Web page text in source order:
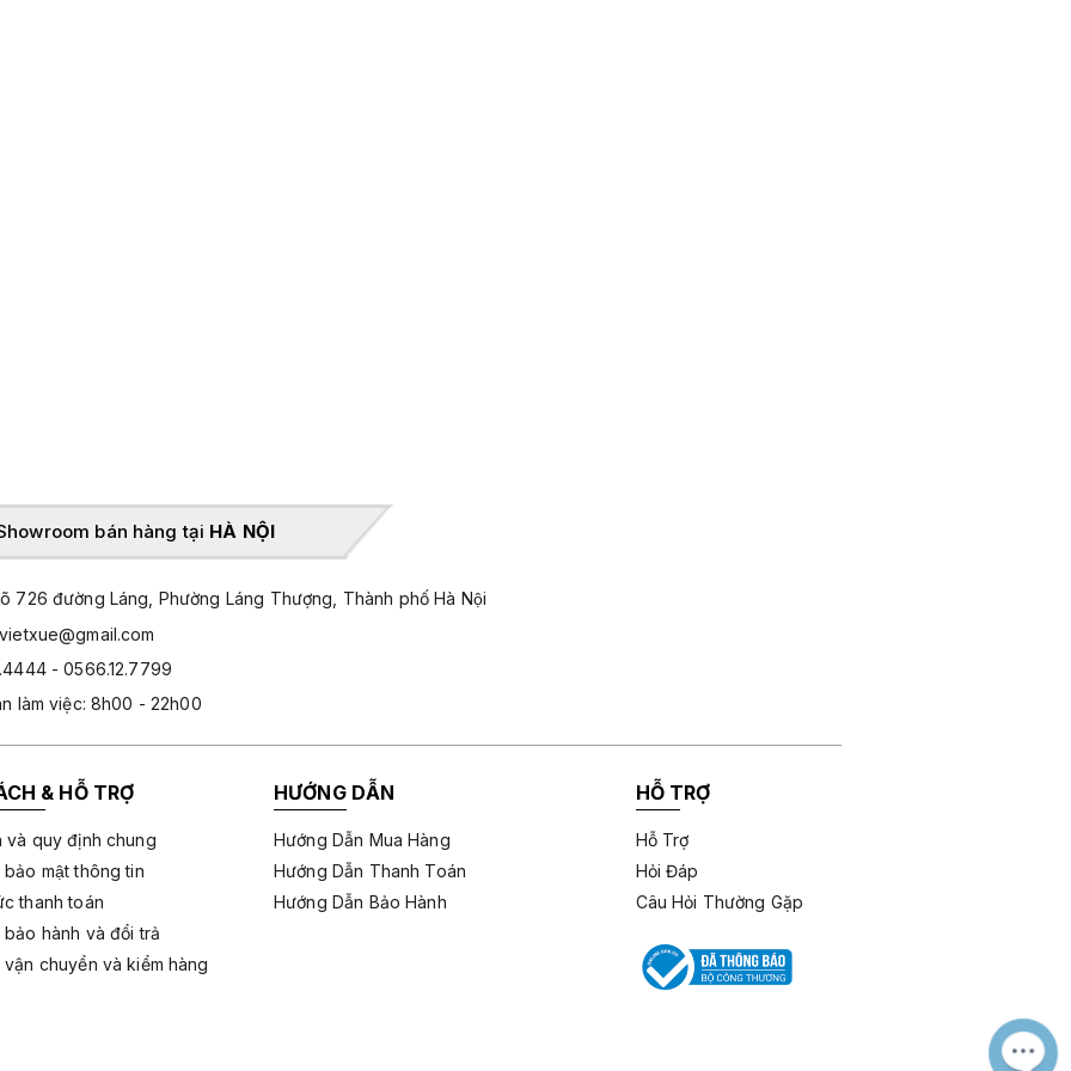
bán hàng tại HÀ NỘI
726 đường Láng, Phường Láng Thượng, Thành phố Hà Nội
- 0566.12.7799
làm việc: 8h00 - 22h00
& HỖ TRỢ
và quy định chung
bảo mật thông tin
thanh toán
bảo hành và đổi trả
vận chuyển và kiểm hàng
HƯỚNG DẪN
Hướng Dẫn Mua Hàng
Hướng Dẫn Thanh Toán
Hướng Dẫn Bảo Hành
HỖ TRỢ
Hỗ Trợ
Hỏi Đáp
Câu Hỏi Thường Gặp